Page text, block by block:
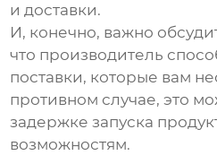
и доставки.
И, конечно, важно
что производитель
поставки, которые вам
противном случае, это
задержке запуска
возможностям.